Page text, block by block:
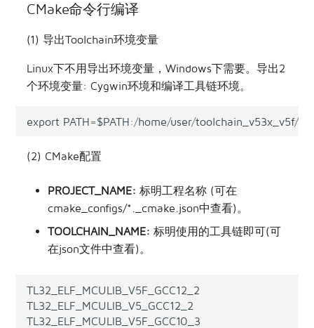
CMake命令行编译
(1) 导出Toolchain环境变量
Linux下不用导出环境变量，Windows下需要。导出2
个环境变量: Cygwin环境和编译工具链环境。
export PATH=$PATH:/home/user/toolchain_v53x_v5f/
(2) CMake配置
PROJECT_NAME: 标明工程名称 (可在
cmake_configs/*._cmake.json中查看)。
TOOLCHAIN_NAME: 标明使用的工具链即可(可
在json文件中查看)。
TL32_ELF_MCULIB_V5F_GCC12_2
TL32_ELF_MCULIB_V5_GCC12_2
TL32_ELF_MCULIB_V5F_GCC10_3